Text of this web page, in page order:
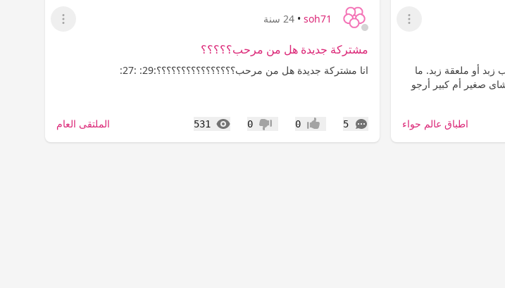
عرض القائمة
أو ملعقة زبد. ما
صغير أم كبير أرجو
اطباق عالم حواء
soh71
• 24 سنة
عرض القائمة
مشتركة جديدة هل من مرحب؟؟؟؟؟
انا مشتركة جديدة هل من مرحب؟؟؟؟؟؟؟؟؟؟؟؟؟؟؟؟:29: :27:
5
التعليقات إعجاب0 عدم إعجاب
0
531
المشاهدات الملتقى العام